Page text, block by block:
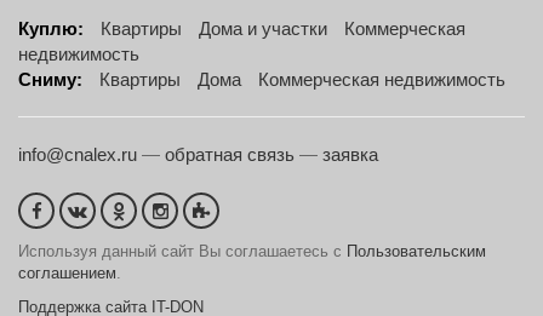
Куплю: Квартиры Дома и участки
Коммерческая
недвижимость
Сниму:
Квартиры Дома Коммерческая недвижимость
info@cnalex.ru — обратная связь — заявка
Используя данный сайт Вы соглашаетесь с Пользовательским
соглашением.
Поддержка сайта IT-DON